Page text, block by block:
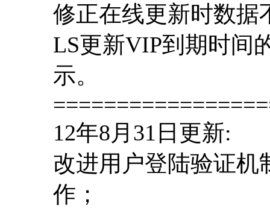
修正在线更新时数据
LS更新VIP到期时间
示。
12年8月31日更新:
改进用户登陆验证机
作；